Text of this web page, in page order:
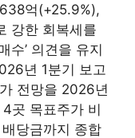
억(+25.9%),
강한 회복세를
수’ 의견을 유지
년 1분기 보고
전망을 2026년
곳 목표주가 비
당금까지 종합